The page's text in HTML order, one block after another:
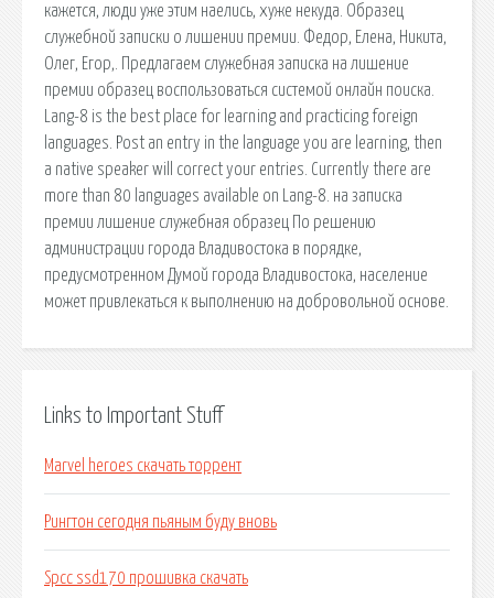
кажется, люди уже этим наелись, хуже некуда. Образец
служебной записки о лишении премии. Федор, Елена, Никита,
Олег, Егор,. Предлагаем служебная записка на лишение
премии образец воспользоваться системой онлайн поиска.
Lang-8 is the best place for learning and practicing foreign
languages. Post an entry in the language you are learning, then
a native speaker will correct your entries. Currently there are
more than 80 languages available on Lang-8. на записка
премии лишение служебная образец По решению
администрации города Владивостока в порядке,
предусмотренном Думой города Владивостока, население
может привлекаться к выполнению на добровольной основе.
Links to Important Stuff
Marvel heroes скачать торрент
Рингтон сегодня пьяным буду вновь
Spcc ssd170 прошивка скачать